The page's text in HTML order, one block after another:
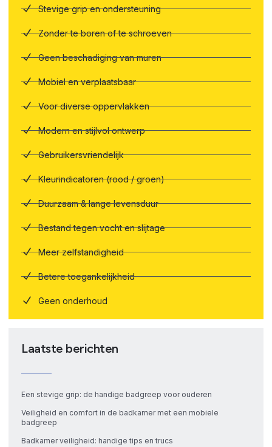
Stevige grip en ondersteuning
Zonder te boren of te schroeven
Geen beschadiging van muren
Mobiel en verplaatsbaar
Voor diverse oppervlakken
Modern en stijlvol ontwerp
Gebruikersvriendelijk
Kleurindicatoren (rood / groen)
Duurzaam & lange levensduur
Bestand tegen vocht en slijtage
Meer zelfstandigheid
Betere toegankelijkheid
Geen onderhoud
Laatste berichten
Een stevige grip: de handige badgreep voor ouderen
Veiligheid en comfort in de badkamer met een mobiele
badgreep
Badkamer veiligheid: handige tips en trucs